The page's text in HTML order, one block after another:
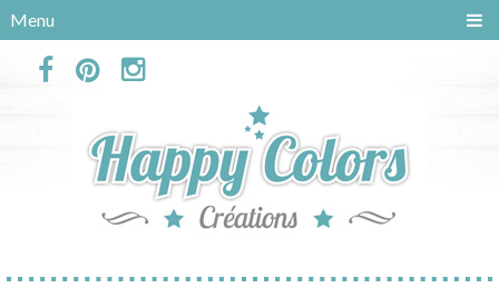
Menu
Panneau de gestion des cookies